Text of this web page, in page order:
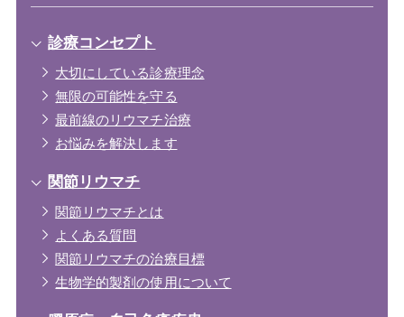
診療コンセプト
大切にしている診療理念
無限の可能性を守る
最前線のリウマチ治療
お悩みを解決します
関節リウマチ
関節リウマチとは
よくある質問
関節リウマチの治療目標
生物学的製剤の使用について